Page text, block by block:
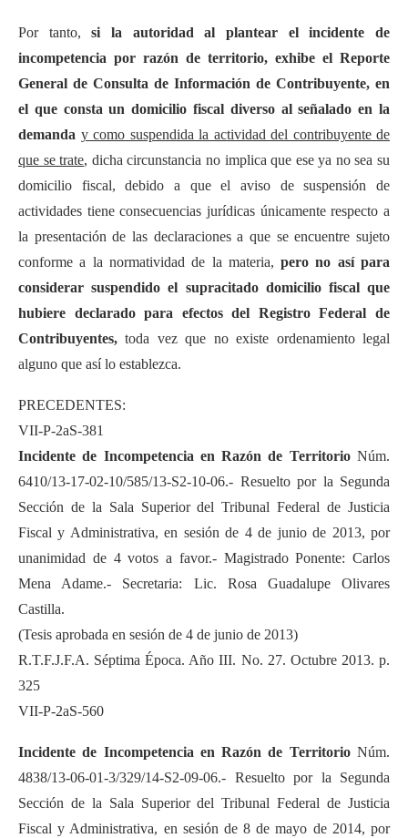
Por tanto,si la autoridad al plantear el incidente de
incompetencia por razón de territorio, exhibe el Reporte
General de Consulta de Información de Contribuyente, en
el que consta un domicilio fiscal diverso al señalado en la
demanda y como suspendida la actividad del contribuyente de
que se trate, dicha circunstancia no implica que ese ya no sea su
domicilio fiscal, debido a que el aviso de suspensión de
actividades tiene consecuencias jurídicas únicamente respecto a
la presentación de las declaraciones a que se encuentre sujeto
conforme a la normatividad de la materia,pero no así para
considerar suspendido el supracitado domicilio fiscal que
hubiere declarado para efectos del Registro Federal de
Contribuyentes, toda vez que no existe ordenamiento legal
alguno que así lo establezca.
PRECEDENTES:
VII-P-2aS-381
Incidente de Incompetencia en Razón de TerritorioNúm.
6410/13-17-02-10/585/13-S2-10-06.- Resuelto por la Segunda
Sección de la Sala Superior del Tribunal Federal de Justicia
Fiscal y Administrativa, en sesión de 4 de junio de 2013, por
unanimidad de 4 votos a favor.- Magistrado Ponente: Carlos
Mena Adame.- Secretaria: Lic. Rosa Guadalupe Olivares
Castilla.
(Tesis aprobada en sesión de 4 de junio de 2013)
R.T.F.J.F.A. Séptima Época. Año III. No. 27. Octubre 2013. p.
325
VII-P-2aS-560
Incidente de Incompetencia en Razón de TerritorioNúm.
4838/13-06-01-3/329/14-S2-09-06.- Resuelto por la Segunda
Sección de la Sala Superior del Tribunal Federal de Justicia
Fiscal y Administrativa, en sesión de 8 de mayo de 2014, por